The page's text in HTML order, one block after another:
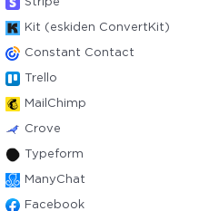
Stripe
Kit (eskiden ConvertKit)
Constant Contact
Trello
MailChimp
Crove
Typeform
ManyChat
Facebook